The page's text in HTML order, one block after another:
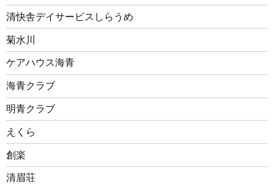
清快舎デイサービスしらうめ
菊水川
ケアハウス海青
海青クラブ
明青クラブ
えくら
創楽
清眉荘